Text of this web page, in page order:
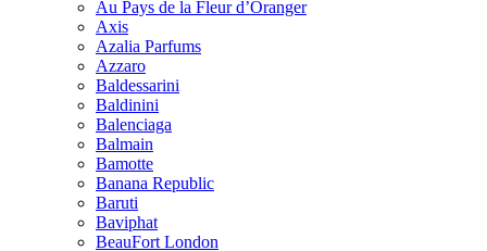
Au Pays de la Fleur d’Oranger
Axis
Azalia Parfums
Azzaro
Baldessarini
Baldinini
Balenciaga
Balmain
Bamotte
Banana Republic
Baruti
Baviphat
BeauFort London